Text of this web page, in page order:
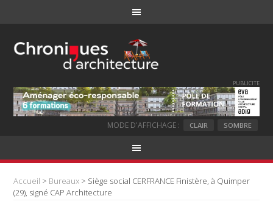
PUBLICITE
MODE D'AFFICHAGE : CLAIR SOMBRE
Accueil > Bureaux > Siège social CERFRANCE Finistère, à Quimper
(29), signé CAP Architecture